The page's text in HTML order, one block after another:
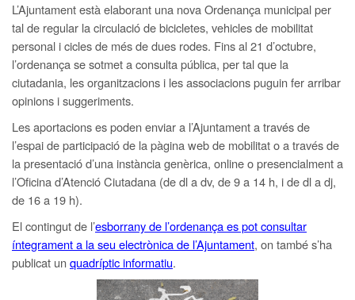
L’Ajuntament està elaborant una nova Ordenança municipal per
tal de regular la circulació de bicicletes, vehicles de mobilitat
personal i cicles de més de dues rodes. Fins al 21 d’octubre,
l’ordenança se sotmet a consulta pública, per tal que la
ciutadania, les organitzacions i les associacions puguin fer arribar
opinions i suggeriments.
Les aportacions es poden enviar a l’Ajuntament a través de
l’espai de participació de la pàgina web de mobilitat o a través de
la presentació d’una instància genèrica, online o presencialment a
l’Oficina d’Atenció Ciutadana (de dl a dv, de 9 a 14 h, i de dl a dj,
de 16 a 19 h).
El contingut de l’esborrany de l’ordenança es pot consultar
íntegrament a la seu electrònica de l’Ajuntament, on també s’ha
publicat unquadríptic informatiu.